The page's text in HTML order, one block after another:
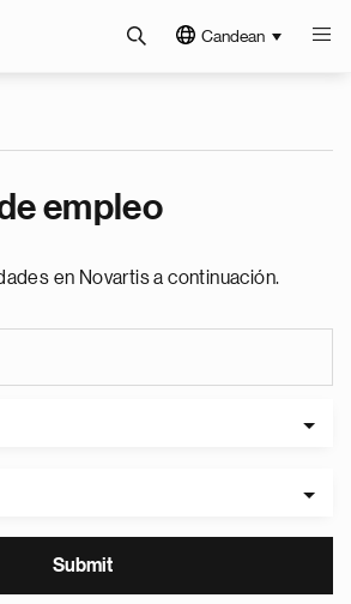
Candean
empleo
en Novartis a continuación.